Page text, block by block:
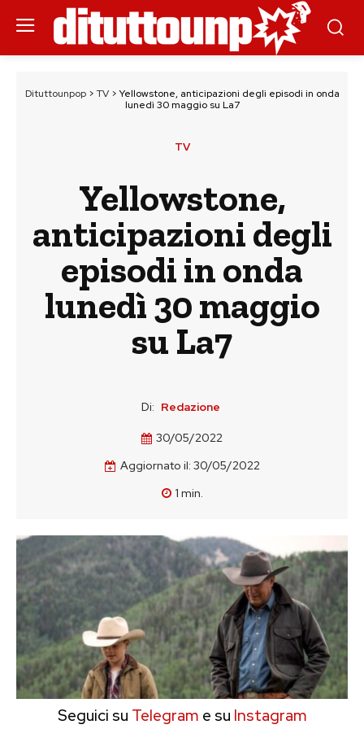
Dituttounpop> TV>Yellowstone, anticipazioni degli episodi in onda
lunedì 30 maggio su La7
TV
Yellowstone,
anticipazioni degli
episodi in onda
lunedì 30 maggio
su La7
Di: Redazione
30/05/2022
Aggiornato il: 30/05/2022
1 min.
Seguici su Telegram e su Instagram